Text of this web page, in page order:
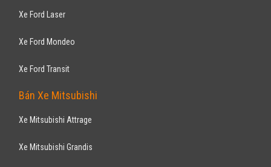
Xe Ford Laser
Xe Ford Mondeo
Xe Ford Transit
Bán Xe Mitsubishi
Xe Mitsubishi Attrage
Xe Mitsubishi Grandis